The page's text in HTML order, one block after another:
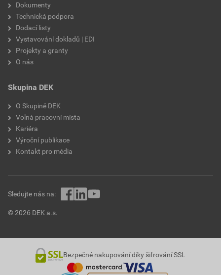
Dokumenty
Technická podpora
Dodací listy
Vystavování dokladů | EDI
Projekty a granty
O nás
Skupina DEK
O Skupině DEK
Volná pracovní místa
Kariéra
Výroční publikace
Kontakt pro média
© 2026 DEK a.s.
Sledujte nás na:
Bezpečné nakupování díky šifrování SSL